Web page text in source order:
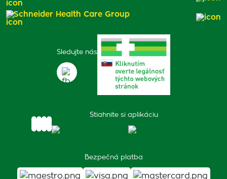
Sledujte nás
Stiahnite si aplikáciu
Bezpečná platba
Schneider Health Care Group